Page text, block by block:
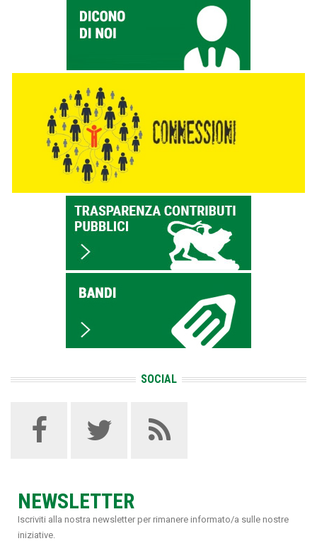
SOCIAL
NEWSLETTER
Iscriviti alla nostra newsletter per rimanere informato/a sulle nostre
iniziative.